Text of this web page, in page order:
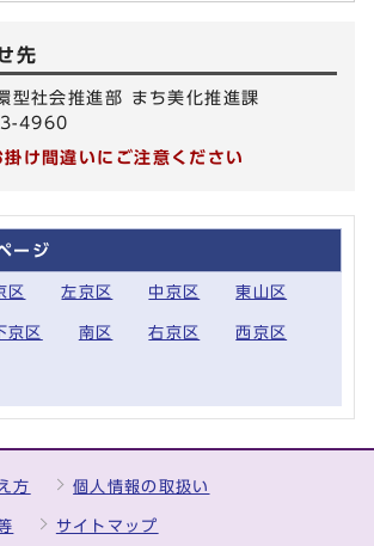
先
型社会推進部 まち美化推進課
4960
け間違いにご注意ください
ージ
区 左京区 中京区 東山区
下京区 南区 右京区 西京区
方 個人情報の取扱い
サイトマップ